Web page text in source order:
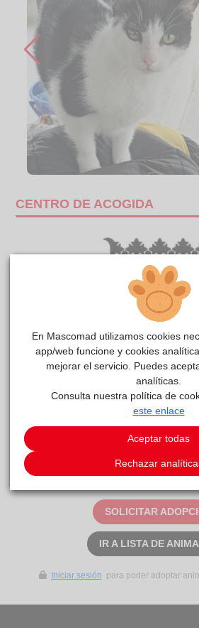
CENTRO DE ACOGIDA
reside actualmente en el
de Protección Animal.
Este animal aún no ha
SOLICITAR
IR A LISTA DE
Iniciar sesión para poder adoptar
En Mascomad utilizamos cookies
app/web funcione y cookies
mejorar el servicio. Puedes
analíticas.
Consulta nuestra política de
este enlace
Aceptar todas
Rechazar